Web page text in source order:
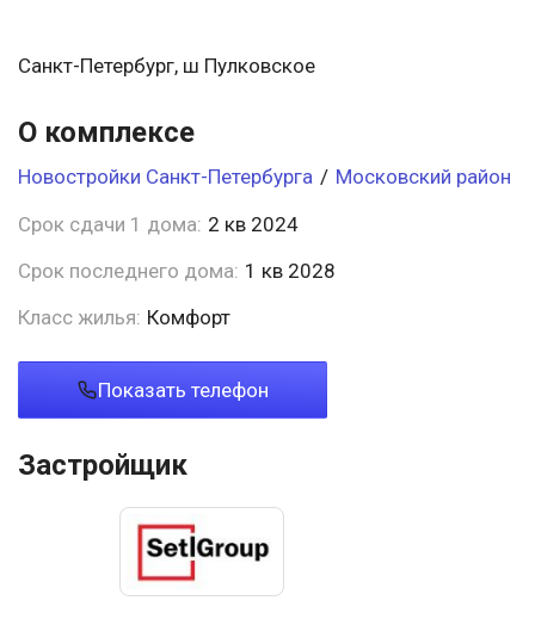
Санкт-Петербург, ш Пулковское
О комплексе
Новостройки Санкт-Петербурга / Московский район
Срок сдачи 1 дома: 2 кв 2024
Срок последнего дома: 1 кв 2028
Класс жилья: Комфорт
Показать телефон
Застройщик